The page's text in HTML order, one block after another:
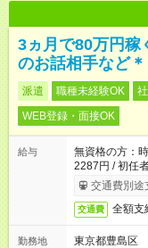
3ヵ月で80万円稼
のお話相手など＊
派遣 職種未経験OK
WEB登録・面接OK
給与
無資格の方：
2287円 / 初任
交通費別途
交通費 全額支
勤務地
東京都豊島区